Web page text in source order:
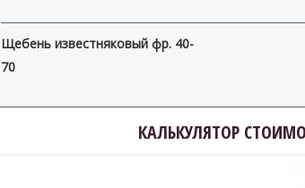
Щебень известняковый фр. 40-
70
КАЛЬКУЛЯТОР